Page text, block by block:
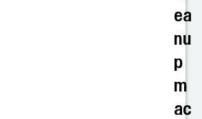
ea
nu
p
m
ac